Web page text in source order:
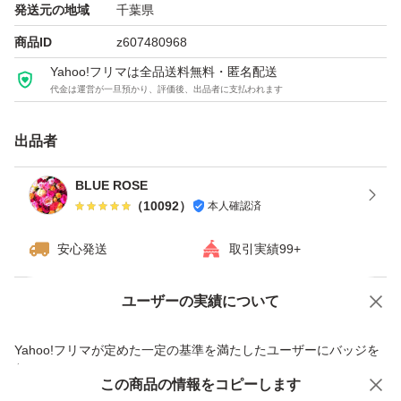
■肌荒れを防ぐ(消炎剤配合
■無香料・無着色・アルコールフリー(エチルアルコール無
添加)
■とろみのある化粧水(医薬部外品) ヘキサデシロキシPGヒ
ドロキシエチルヘキサデカナミド
【成分・分量】
アラントイン*、水、グリセリン、BG、PEG1540、POE
メチルグルコシド、ヘキサデシロキシPGヒドロキシエチ
ルヘキサデカナミド、アスナロエキス、ジメチコン、水溶
性ショウキョウエキス(K)、ユーカリエキス、セタノー
ィンゴシン、N.N-ジメチルアミノエチルメタクリル酸ジ
エチル硫酸塩・N.N-ジメチルアクリルアミド・ジメタク
発送元の地域 千葉県
商品ID z607480968
Yahoo!フリマは全品送料無料・匿名配送
代金は運営が一旦預かり、評価後、出品者に支払われます
出品者
BLUE ROSE
（10092） 本人確認済
安心発送 取引実績99+
ユーザーの実績について
Yahoo!フリマが定めた一定の基準を満たしたユーザーにバッジを
付与しています
価格の相談 商品への質問
この商品の情報をコピーします
この商品をみている人にオススメ